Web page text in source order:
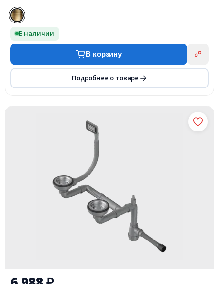
В наличии
В корзину
Подробнее о товаре